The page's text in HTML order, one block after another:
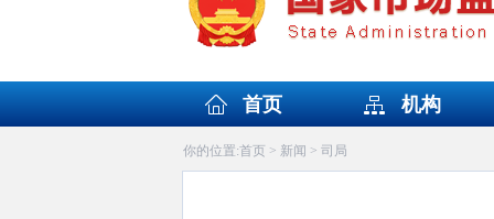
首页 机构
你的位置:首页> 新闻 > 司局